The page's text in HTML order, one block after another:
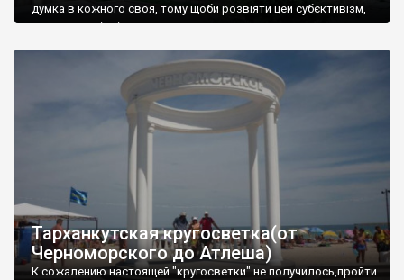
думка в кожного своя, тому щоби розвіяти цей субєктивізм,
запрошую відвідати це
Тарханкутская кругосветка(от
Черноморского до Атлеша)
К сожалению настоящей "кругосветки" не получилось,пройти